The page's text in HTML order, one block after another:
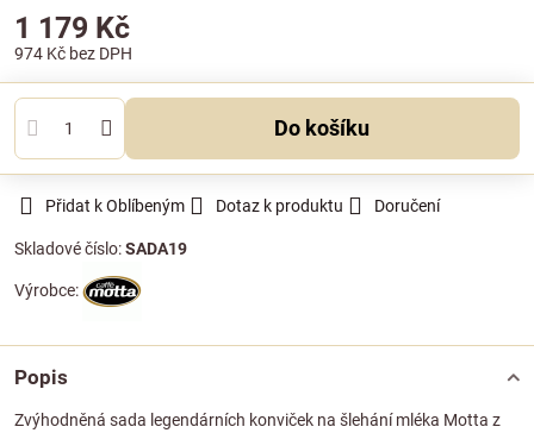
1 179 Kč
974 Kč bez DPH
Do košíku
Přidat k Oblíbeným Dotaz k produktu Doručení
Skladové číslo:SADA19
Výrobce:
Popis
Zvýhodněná sada legendárních konviček na šlehání mléka Motta z